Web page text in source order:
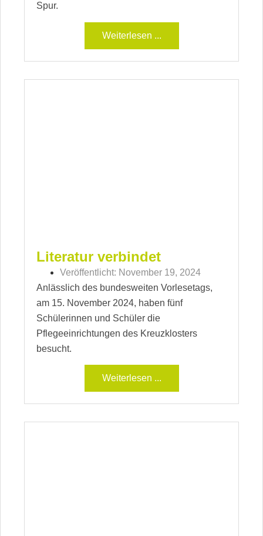
Spur.
Weiterlesen ...
Literatur verbindet
Veröffentlicht: November 19, 2024
Anlässlich des bundesweiten Vorlesetags,
am 15. November 2024, haben fünf
Schülerinnen und Schüler die
Pflegeeinrichtungen des Kreuzklosters
besucht.
Weiterlesen ...